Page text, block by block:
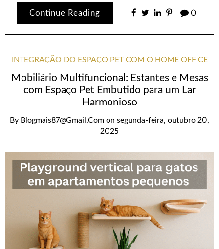
Continue Reading 0
INTEGRAÇÃO DO ESPAÇO PET COM O HOME OFFICE
Mobiliário Multifuncional: Estantes e Mesas
com Espaço Pet Embutido para um Lar
Harmonioso
By Blogmais87@gmail.com on segunda-feira, outubro 20,
2025